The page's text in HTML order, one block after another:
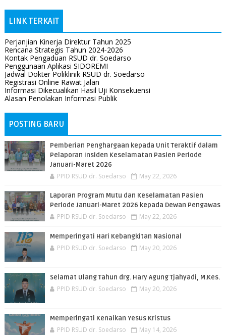
LINK TERKAIT
Perjanjian Kinerja Direktur Tahun 2025
Rencana Strategis Tahun 2024-2026
Kontak Pengaduan RSUD dr. Soedarso
Penggunaan Aplikasi SIDOREMI
Jadwal Dokter Poliklinik RSUD dr. Soedarso
Registrasi Online Rawat Jalan
Informasi Dikecualikan Hasil Uji Konsekuensi
Alasan Penolakan Informasi Publik
POSTING BARU
Pemberian Penghargaan kepada Unit Teraktif dalam
Pelaporan Insiden Keselamatan Pasien Periode
Januari-Maret 2026
PPID RSUD dr. Soedarso May 22, 2026
Laporan Program Mutu dan Keselamatan Pasien
Periode Januari-Maret 2026 kepada Dewan Pengawas
PPID RSUD dr. Soedarso May 22, 2026
Memperingati Hari Kebangkitan Nasional
PPID RSUD dr. Soedarso May 20, 2026
Selamat Ulang Tahun drg. Hary Agung Tjahyadi, M.Kes.
PPID RSUD dr. Soedarso May 20, 2026
Memperingati Kenaikan Yesus Kristus
PPID RSUD dr. Soedarso May 14, 2026